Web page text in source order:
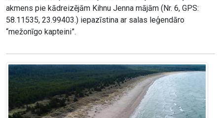
akmens pie kādreizējām Kihnu Jenna mājām (Nr. 6, GPS:
58.11535, 23.99403.) iepazīstina ar salas leģendāro
“mežonīgo kapteini”.